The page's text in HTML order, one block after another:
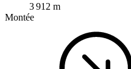
3 912 m
Montée